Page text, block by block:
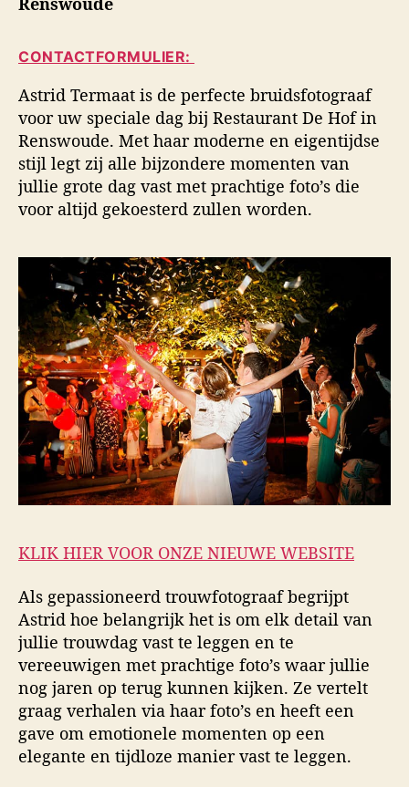
i
f
o
t
o
g
r
a
f
t
u
r
m
CONTACTFORMULIER:
Astrid Termaat is de perfecte bruidsfotograaf
voor uw speciale dag bij Restaurant De Hof in
Renswoude. Met haar moderne en eigentijdse
stijl legt zij alle bijzondere momenten van
jullie grote dag vast met prachtige foto’s die
voor altijd gekoesterd zullen worden.
KLIK HIER VOOR ONZE NIEUWE WEBSITE
Als gepassioneerd trouwfotograaf begrijpt
Astrid hoe belangrijk het is om elk detail van
jullie trouwdag vast te leggen en te
vereeuwigen met prachtige foto’s waar jullie
nog jaren op terug kunnen kijken. Ze vertelt
graag verhalen via haar foto’s en heeft een
gave om emotionele momenten op een
elegante en tijdloze manier vast te leggen.